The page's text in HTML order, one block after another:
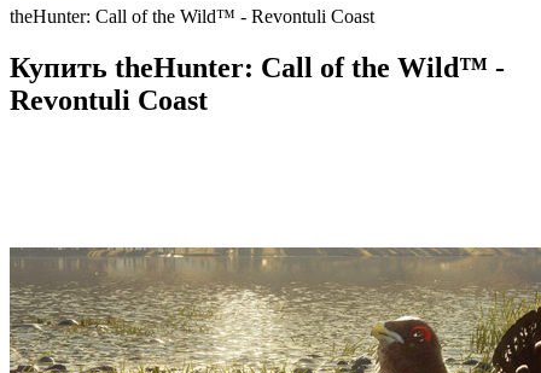
theHunter: Call of the Wild™ - Revontuli Coast
Купить theHunter: Call of the Wild™ -
Revontuli Coast